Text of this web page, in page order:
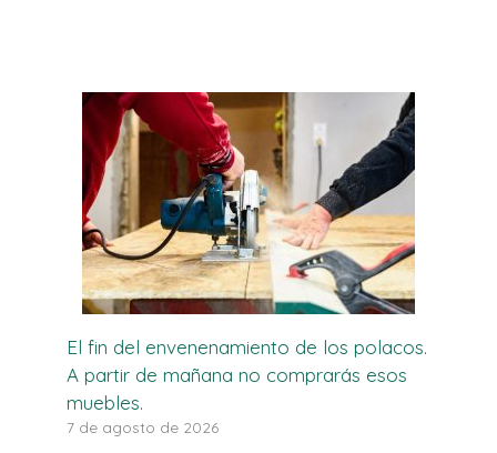
El fin del envenenamiento de los polacos.
A partir de mañana no comprarás esos
muebles.
7 de agosto de 2026